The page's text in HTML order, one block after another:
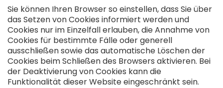
Sie können Ihren Browser so einstellen, dass Sie über
das Setzen von Cookies informiert werden und
Cookies nur im Einzelfall erlauben, die Annahme von
Cookies für bestimmte Fälle oder generell
ausschließen sowie das automatische Löschen der
Cookies beim Schließen des Browsers aktivieren. Bei
der Deaktivierung von Cookies kann die
Funktionalität dieser Website eingeschränkt sein.